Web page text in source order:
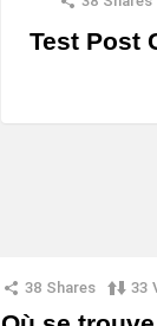
Test Post
38 Shares 33